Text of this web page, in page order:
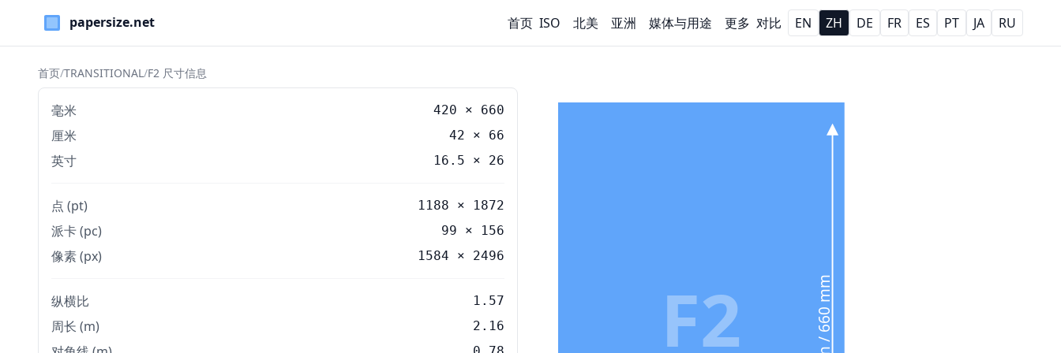
Paper Sizes 首页 ISO 北美 亚洲 媒体与用途 更多 对比 EN ZH DE FR ES PT JA RU
首页/TRANSITIONAL/F2 尺寸信息
毫米 420 × 660
厘米 42 × 66
英寸 16.5 × 26
点 (pt) 1188 × 1872
派卡 (pc) 99 × 156
像素 (px) 1584 × 2496
纵横比 1.57
周长 (m) 2.16 26 in / 660 mm
F2